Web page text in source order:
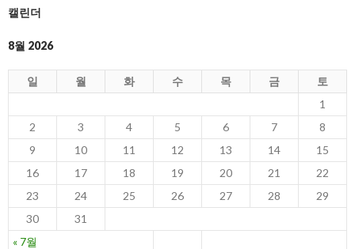
캘린더
8월 2026
일 월 화 수 목 금 토
« 7월
1
2
3 4 5 6 7
8
9
10 11 12 13 14
15
16
17 18 19 20 21
22
23
24 25 26 27 28
29
30
31